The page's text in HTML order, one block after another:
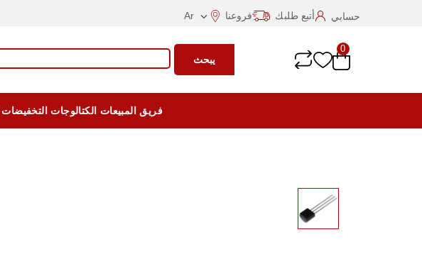
Ar  فروعنا أتبع طلبك حسابي
يبحث
0
التخفيضات الكتالوجات فريق المبيعات